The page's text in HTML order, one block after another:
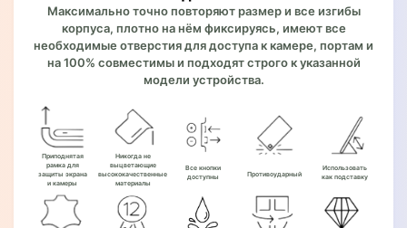
Максимально точно повторяют размер и все изгибы
корпуса, плотно на нём фиксируясь, имеют все
необходимые отверстия для доступа к камере, портам и
на 100% совместимы и подходят строго к указанной
модели устройства.
Приподнятая
рамка для
защиты экрана
и камеры
Никогда не
выцветающие
высококачественные
материалы
Все кнопки
доступны
Противоударный
Использовать
как подставку